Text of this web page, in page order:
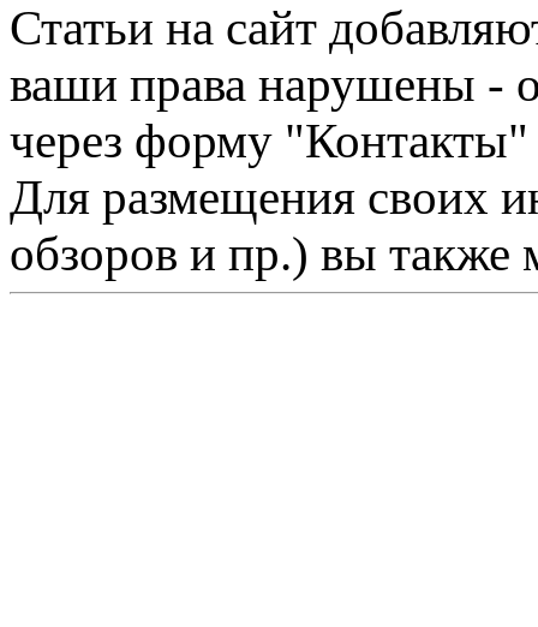
Статьи на сайт
ваши права нарушены -
через форму "Контакты"
Для размещения своих
обзоров и пр.) вы также